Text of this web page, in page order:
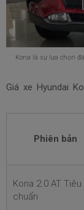
Kona là sự lựa chọn
Giá xe Hyundai
Phiên bản
Kona 2.0 AT Tiêu
chuẩn